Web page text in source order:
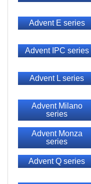
Advent E series
Advent IPC series
Advent L series
Advent Milano
series
Advent Monza
series
Advent Q series